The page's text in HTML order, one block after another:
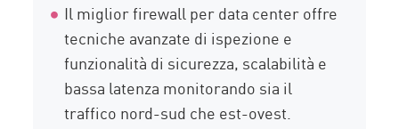
Il miglior firewall per data center offre
tecniche avanzate di ispezione e
funzionalità di sicurezza, scalabilità e
bassa latenza monitorando sia il
traffico nord-sud che est-ovest.